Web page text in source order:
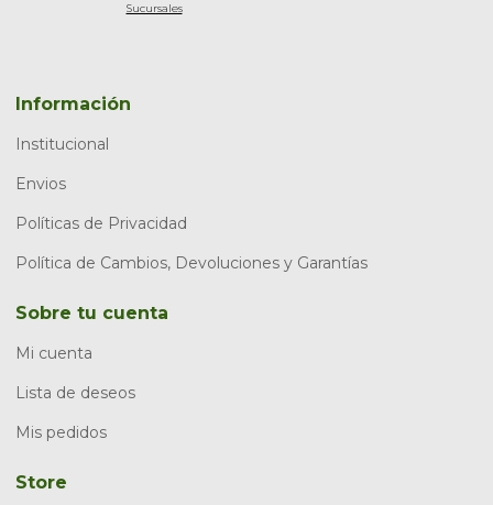
Sucursales
Información
Institucional
Envios
Políticas de Privacidad
Política de Cambios, Devoluciones y Garantías
Sobre tu cuenta
Mi cuenta
Lista de deseos
Mis pedidos
Store